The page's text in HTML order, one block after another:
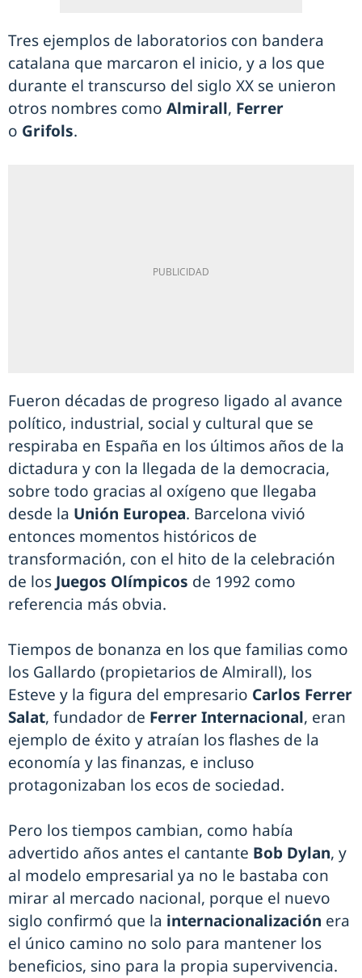
Tres ejemplos de laboratorios con bandera
catalana que marcaron el inicio, y a los que
durante el transcurso del siglo XX se unieron
otros nombres como Almirall, Ferrer
o Grifols.
Fueron décadas de progreso ligado al avance
político, industrial, social y cultural que se
respiraba en España en los últimos años de la
dictadura y con la llegada de la democracia,
sobre todo gracias al oxígeno que llegaba
desde la Unión Europea. Barcelona vivió
entonces momentos históricos de
transformación, con el hito de la celebración
de los Juegos Olímpicos de 1992 como
referencia más obvia.
Tiempos de bonanza en los que familias como
los Gallardo (propietarios de Almirall), los
Esteve y la figura del empresario Carlos Ferrer
Salat, fundador de Ferrer Internacional, eran
ejemplo de éxito y atraían los flashes de la
economía y las finanzas, e incluso
protagonizaban los ecos de sociedad.
Pero los tiempos cambian, como había
advertido años antes el cantante Bob Dylan, y
al modelo empresarial ya no le bastaba con
mirar al mercado nacional, porque el nuevo
siglo confirmó que la internacionalización era
el único camino no solo para mantener los
beneficios, sino para la propia supervivencia.